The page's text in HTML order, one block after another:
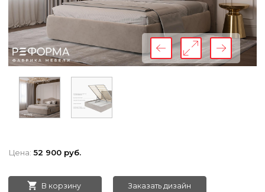
Цена: 52 900 руб.
В корзину Заказать дизайн